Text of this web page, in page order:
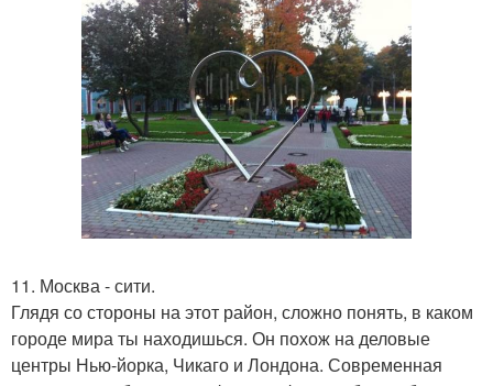
11. Москва - сити.
Глядя со стороны на этот район, сложно понять, в каком
городе мира ты находишься. Он похож на деловые
центры Нью-йорка, Чикаго и Лондона. Современная